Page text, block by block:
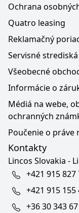
Ochrana
Quatro leasing
Reklamačný
Servisné strediská
Všeobecné
Informácie o
Médiá na webe,
ochranných
Poučenie o práve
Kontakty
Lincos Slovakia -
+421 915 827
+421 915 155
+36 30 343